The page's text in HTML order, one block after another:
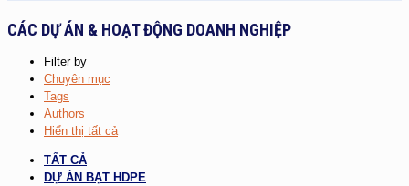
CÁC DỰ ÁN & HOẠT ĐỘNG DOANH NGHIỆP
Filter by
Chuyên mục
Tags
Authors
Hiển thị tất cả
TẤT CẢ
DỰ ÁN BẠT HDPE